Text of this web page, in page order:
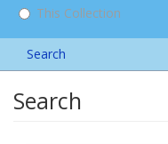
This Collection
Search
Search